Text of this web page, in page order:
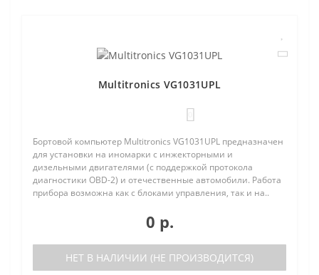
Multitronics VG1031UPL
Бортовой компьютер Multitronics VG1031UPL предназначен
для установки на иномарки с инжекторными и
дизельными двигателями (с поддержкой протокола
диагностики OBD-2) и отечественные автомобили. Работа
прибора возможна как с блоками управления, так и на..
0 р.
НЕТ В НАЛИЧИИ (НЕ ПРОИЗВОДИТСЯ)